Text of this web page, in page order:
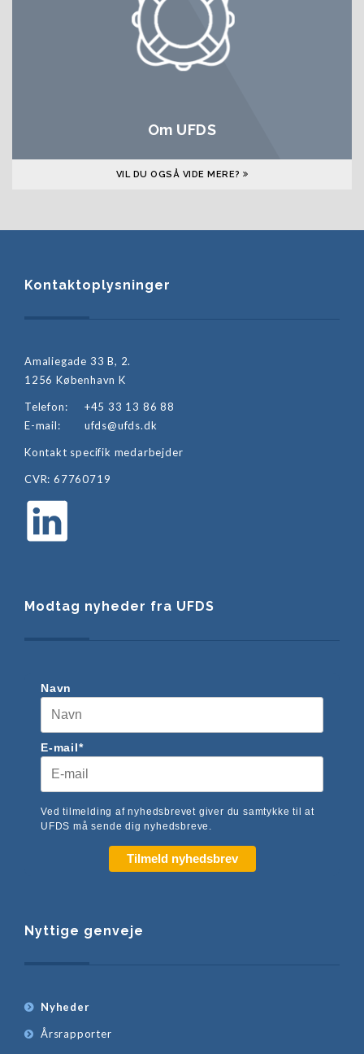
Om UFDS
VIL DU OGSÅ VIDE MERE?
Kontaktoplysninger
Amaliegade 33 B, 2.
1256 København K
Telefon:
+45 33 13 86 88
E-mail:
ufds@ufds.dk
Kontakt specifik medarbejder
CVR: 67760719
Modtag nyheder fra UFDS
Navn
E-mail*
Ved tilmelding af nyhedsbrevet giver du samtykke til at
UFDS må sende dig nyhedsbreve.
Tilmeld nyhedsbrev
Nyttige genveje
Nyheder
Årsrapporter